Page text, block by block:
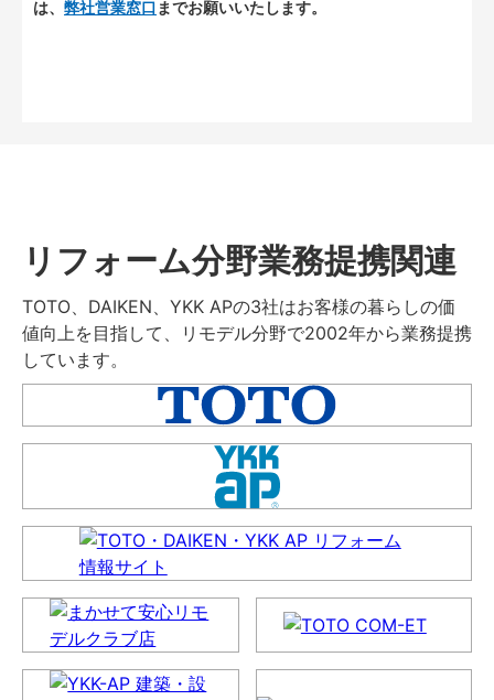
は、 弊社営業窓口 までお願いいたします。
リフォーム分野業務提携関連
TOTO、DAIKEN、YKK APの3社はお客様の暮らしの価
値向上を目指して、リモデル分野で2002年から業務提携
しています。